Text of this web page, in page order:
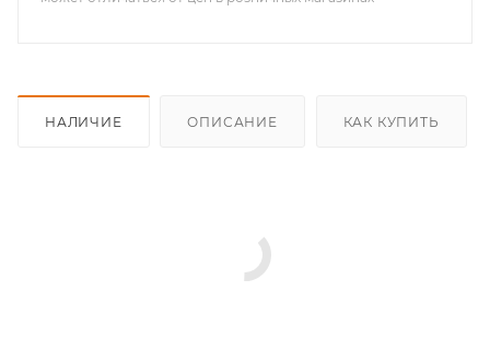
НАЛИЧИЕ ОПИСАНИЕ КАК КУПИТЬ